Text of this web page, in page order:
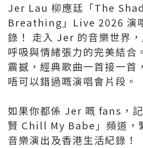
Jer Lau 柳應廷「The
Breathing」Live 2026 演
錄！ 走入 Jer 的音樂世界，
呼吸與情緒張力的完美結合
震撼，經典歌曲一首接一首
唔可以錯過嘅演唱會片段。
如果你都係 Jer 嘅 fans，
賢 Chill My Babe」頻道，
音樂演出及香港生活紀錄！